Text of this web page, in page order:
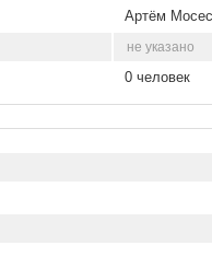
Артём
не указано
0 человек